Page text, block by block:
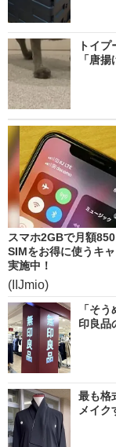
トイ
「唐
スマホ2GBで月額
SIMをお得に使うキ
実施中！
(IIJmio)
「そ
印良品
最も格
メイ